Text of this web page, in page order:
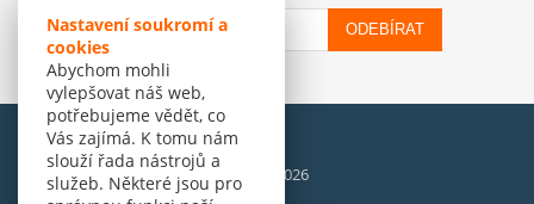
Nastavení soukromí a
cookies
Abychom mohli
vylepšovat náš web,
potřebujeme vědět, co
Vás zajímá. K tomu nám
slouží řada nástrojů a
služeb. Některé jsou pro
ODEBÍRAT
© Amenit Software Solutions, 1998 - 2026
Powered by nopCommerce